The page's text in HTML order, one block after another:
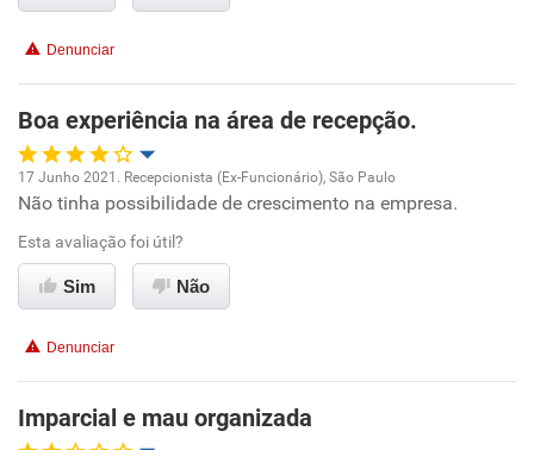
Benefícios
Não recomenda esta empresa
Recomenda a diretoria
Denunciar
Boa experiência na área de recepção.
Oportunidade de promoção
Ambiente de trabalho
Benefícios
Recomenda esta empresa
17 Junho 2021. Recepcionista (Ex-Funcionário), São Paulo
Não tinha possibilidade de crescimento na empresa.
Esta avaliação foi útil?
Sim Não
Denunciar
Imparcial e mau organizada